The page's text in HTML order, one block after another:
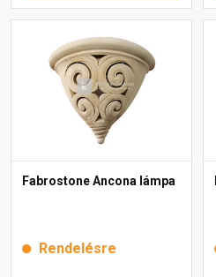
Fabrostone Ancona lámpa
Rendelésre